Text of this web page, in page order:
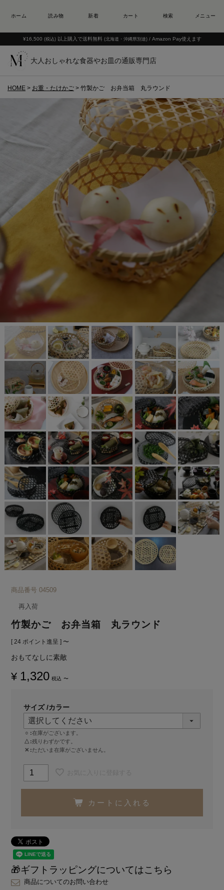
¥16,500 (税込) 以上購入で送料無料 (北海道・沖縄県別途) / Amazon Pay使えます
大人おしゃれな食器やお皿の通販専門店
HOME お重・たけかご 竹製かご お弁当箱 丸ラウンド
商品番号 04509
再入荷
竹製かご お弁当箱 丸ラウンド
[ 24 ポイント進呈 ] 〜
おもてなしに素敵
¥ 1,320 税込 〜
サイズ カラー
○
在庫がございます。
△ 残りわずかです。
✕
ただいま在庫がございません。
カートに入れる
🎁ギフトラッピングについてはこちら
商品についてのお問い合わせ